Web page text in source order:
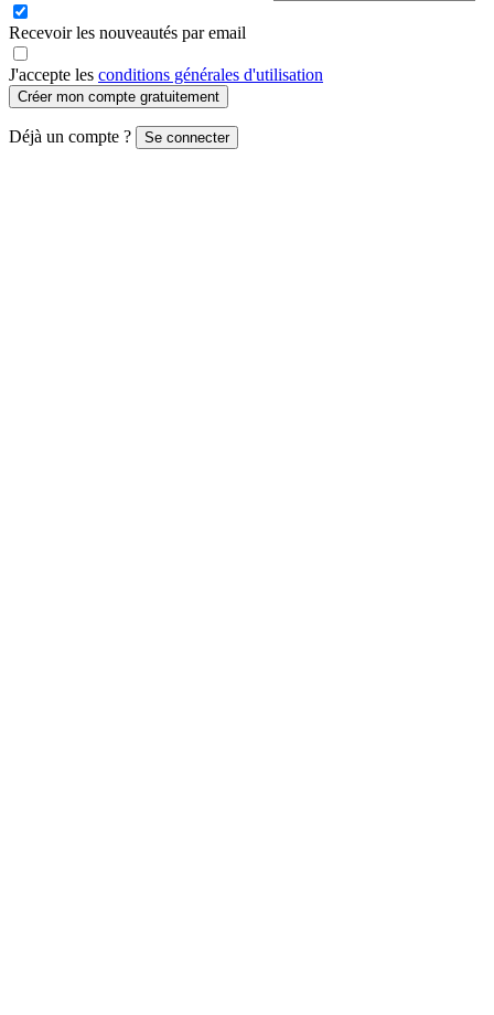
Recevoir les nouveautés par email
J'accepte les conditions générales d'utilisation
Créer mon compte gratuitement
Déjà un compte ? Se connecter